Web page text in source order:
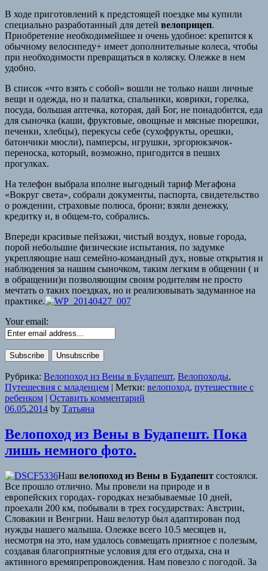
В ходе приготовлений к предстоящей поездке мы купили
специально разработанный для детей велоприцеп.
Приобретение необходимейшее и очень удобное: крепится к
обычному велосипеду+ имеет дополнительные колеса, чтобы
при необходимости превращаться в коляску. Олежке в нем
удобно.
В список «что взять с собой» вошли не только наши личные
вещи и одежда, но и палатка, спальники, коврики, горелка,
посуда, большая аптечка, которая, дай Бог, не понадобится, еда
для сыночка (каши, фруктовые, овощные и мясные пюрешки,
печенки, хлебцы), перекусы себе (сухофрукты, орешки,
батончики мюсли), памперсы, игрушки, эргорюкзачок-
переноска, который, возможно, пригодится в пеших
прогулках.
На телефон выбрала вполне выгодный тариф Мегафона
«Вокруг света», собрали документы, паспорта, свидетельство
о рождении, страховые полюса, брони; взяли денежку,
кредитку и, в общем-то, собрались.
Впереди красивые пейзажи, чистый воздух, новые города,
порой небольшие физические испытания, по задумке
укрепляющие наш семейно-командный дух, новые открытия и
наблюдения за нашим сыночком, таким легким в общении ( и
в обращении)и позволяющим своим родителям не просто
мечтать о таких поездках, но и реализовывать задуманное на
практике.
Your email:
Рубрика: Велопоход из Вены в Будапешт, Велопоходы,
Путешесвия с младенцем | Метки: велопоход, путешествие с
ребенком | Оставить комментарий
06.05.2014 by Татьяна
Велопоход из Вены в Будапешт. Пока
лишь немного фото.
Наш велопоход из Вены в Будапешт состоялся.
Все прошло отлично. Мы провели на природе и в
европейских городах- городках незабываемые 10 дней,
проехали 200 км, побывали в трех государствах: Австрии,
Словакии и Венгрии. Наш велотур был адаптирован под
нужды нашего малыша. Олежке всего 10.5 месяцев и,
несмотря на это, нам удалось совмещать приятное с полезым,
создавая благоприятные условия для его отдыха, сна и
активного времяпрепровождения. Нам повезло с погодой. За